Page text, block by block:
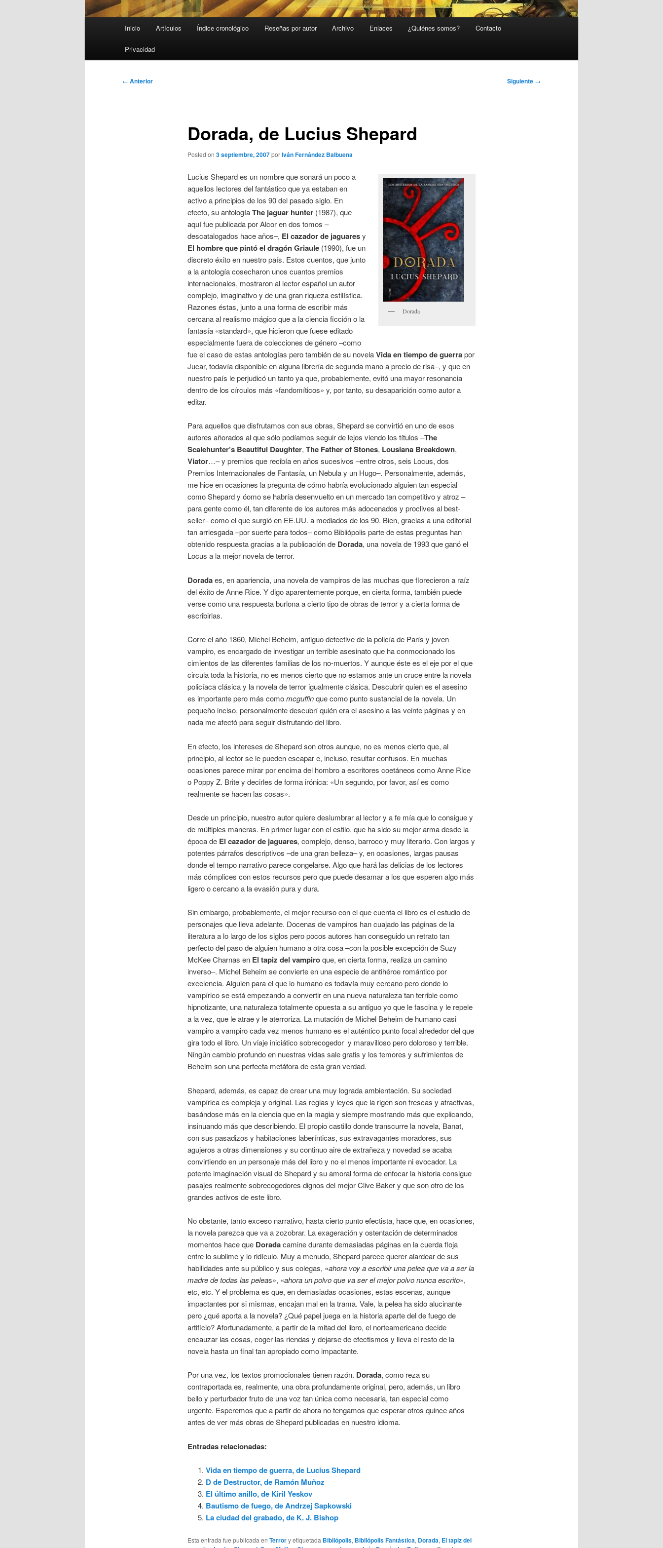
Inicio Artículos Índice cronológico Reseñas por autor Archivo Enlaces ¿Quiénes somos? Contacto
Privacidad
Navegación
← Anterior Siguiente →
Dorada, de Lucius Shepard
Posted on 3 septiembre, 2007porIván Fernández Balbuena
Dorada
Lucius Shepard es un nombre que sonará un poco a
aquellos lectores del fantástico que ya estaban en
activo a principios de los 90 del pasado siglo. En
efecto, su antologíaThe jaguar hunter(1987), que
aquí fue publicada por Alcor en dos tomos –
descatalogados hace años–, El cazador de jaguaresy
El hombre que pintó el dragón Griaule(1990), fue un
discreto éxito en nuestro país. Estos cuentos, que junto
a la antología cosecharon unos cuantos premios
internacionales, mostraron al lector español un autor
complejo, imaginativo y de una gran riqueza estilística.
Razones éstas, junto a una forma de escribir más
cercana al realismo mágico que a la ciencia ficción o la
fantasía «standard», que hicieron que fuese editado
especialmente fuera de colecciones de género –como
fue el caso de estas antologías pero también de su novelaVida en tiempo de guerrapor
Jucar, todavía disponible en alguna librería de segunda mano a precio de risa–, y que en
nuestro país le perjudicó un tanto ya que, probablemente, evitó una mayor resonancia
dentro de los círculos más «fandomíticos» y, por tanto, su desaparición como autor a
editar.
Para aquellos que disfrutamos con sus obras, Shepard se convirtió en uno de esos
autores añorados al que sólo podíamos seguir de lejos viendo los títulos –The
Scalehunter’s Beautiful Daughter, The Father of Stones, Lousiana Breakdown,
Viator…– y premios que recibía en años sucesivos –entre otros, seis Locus, dos
Premios Internacionales de Fantasía, un Nebula y un Hugo–. Personalmente, además,
me hice en ocasiones la pregunta de cómo habría evolucionado alguien tan especial
como Shepard y óomo se habría desenvuelto en un mercado tan competitivo y atroz –
para gente como él, tan diferente de los autores más adocenados y proclives al best-
seller– como el que surgió en EE.UU. a mediados de los 90. Bien, gracias a una editorial
tan arriesgada –por suerte para todos– como Bibliópolis parte de estas preguntas han
obtenido respuesta gracias a la publicación de Dorada, una novela de 1993 que ganó el
Locus a la mejor novela de terror.
Doradaes, en apariencia, una novela de vampiros de las muchas que florecieron a raíz
del éxito de Anne Rice. Y digo aparentemente porque, en cierta forma, también puede
verse como una respuesta burlona a cierto tipo de obras de terror y a cierta forma de
escribirlas.
Corre el año 1860, Michel Beheim, antiguo detective de la policía de París y joven
vampiro, es encargado de investigar un terrible asesinato que ha conmocionado los
cimientos de las diferentes familias de los no-muertos. Y aunque éste es el eje por el que
circula toda la historia, no es menos cierto que no estamos ante un cruce entre la novela
policíaca clásica y la novela de terror igualmente clásica. Descubrir quien es el asesino
es importante pero más comomcguffinque como punto sustancial de la novela. Un
pequeño inciso, personalmente descubrí quién era el asesino a las veinte páginas y en
nada me afectó para seguir disfrutando del libro.
En efecto, los intereses de Shepard son otros aunque, no es menos cierto que, al
principio, al lector se le pueden escapar e, incluso, resultar confusos. En muchas
ocasiones parece mirar por encima del hombro a escritores coetáneos como Anne Rice
o Poppy Z. Brite y decirles de forma irónica: «Un segundo, por favor, así es como
realmente se hacen las cosas».
Desde un principio, nuestro autor quiere deslumbrar al lector y a fe mía que lo consigue y
de múltiples maneras. En primer lugar con el estilo, que ha sido su mejor arma desde la
época de El cazador de jaguares, complejo, denso, barroco y muy literario. Con largos y
potentes párrafos descriptivos –de una gran belleza– y, en ocasiones, largas pausas
donde el tempo narrativo parece congelarse. Algo que hará las delicias de los lectores
más cómplices con estos recursos pero que puede desamar a los que esperen algo más
ligero o cercano a la evasión pura y dura.
Sin embargo, probablemente, el mejor recurso con el que cuenta el libro es el estudio de
personajes que lleva adelante. Docenas de vampiros han cuajado las páginas de la
literatura a lo largo de los siglos pero pocos autores han conseguido un retrato tan
perfecto del paso de alguien humano a otra cosa –con la posible excepción de Suzy
McKee Charnas en El tapiz del vampiroque, en cierta forma, realiza un camino
inverso–. Michel Beheim se convierte en una especie de antihéroe romántico por
excelencia. Alguien para el que lo humano es todavía muy cercano pero donde lo
vampírico se está empezando a convertir en una nueva naturaleza tan terrible como
hipnotizante, una naturaleza totalmente opuesta a su antiguo yo que le fascina y le repele
a la vez, que le atrae y le aterroriza. La mutación de Michel Beheim de humano casi
vampiro a vampiro cada vez menos humano es el auténtico punto focal alrededor del que
gira todo el libro. Un viaje iniciático sobrecogedor y maravilloso pero doloroso y terrible.
Ningún cambio profundo en nuestras vidas sale gratis y los temores y sufrimientos de
Beheim son una perfecta metáfora de esta gran verdad.
Shepard, además, es capaz de crear una muy lograda ambientación. Su sociedad
vampírica es compleja y original. Las reglas y leyes que la rigen son frescas y atractivas,
basándose más en la ciencia que en la magia y siempre mostrando más que explicando,
insinuando más que describiendo. El propio castillo donde transcurre la novela, Banat,
con sus pasadizos y habitaciones laberínticas, sus extravagantes moradores, sus
agujeros a otras dimensiones y su continuo aire de extrañeza y novedad se acaba
convirtiendo en un personaje más del libro y no el menos importante ni evocador. La
potente imaginación visual de Shepard y su amoral forma de enfocar la historia consigue
pasajes realmente sobrecogedores dignos del mejor Clive Baker y que son otro de los
grandes activos de este libro.
No obstante, tanto exceso narrativo, hasta cierto punto efectista, hace que, en ocasiones,
la novela parezca que va a zozobrar. La exageración y ostentación de determinados
momentos hace que Doradacamine durante demasiadas páginas en la cuerda floja
entre lo sublime y lo ridículo. Muy a menudo, Shepard parece querer alardear de sus
habilidades ante su público y sus colegas, «ahora voy a escribir una pelea que va a ser la
madre de todas las peleas», «ahora un polvo que va ser el mejor polvo nunca escrito»,
etc, etc. Y el problema es que, en demasiadas ocasiones, estas escenas, aunque
impactantes por si mismas, encajan mal en la trama. Vale, la pelea ha sido alucinante
pero ¿qué aporta a la novela? ¿Qué papel juega en la historia aparte del de fuego de
artificio? Afortunadamente, a partir de la mitad del libro, el norteamericano decide
encauzar las cosas, coger las riendas y dejarse de efectismos y lleva el resto de la
novela hasta un final tan apropiado como impactante.
Por una vez, los textos promocionales tienen razón. Dorada, como reza su
contraportada es, realmente, una obra profundamente original, pero, además, un libro
bello y perturbador fruto de una voz tan única como necesaria, tan especial como
urgente. Esperemos que a partir de ahora no tengamos que esperar otros quince años
antes de ver más obras de Shepard publicadas en nuestro idioma.
Entradas relacionadas:
Vida en tiempo de guerra, de Lucius Shepard
D de Destructor, de Ramón Muñoz
El último anillo, de Kiril Yeskov
Bautismo de fuego, de Andrzej Sapkowski
La ciudad del grabado, de K. J. Bishop
Esta entrada fue publicada en Terrory etiquetada Bibliópolis, Bibliópolis Fantástica, Dorada, El tapiz del